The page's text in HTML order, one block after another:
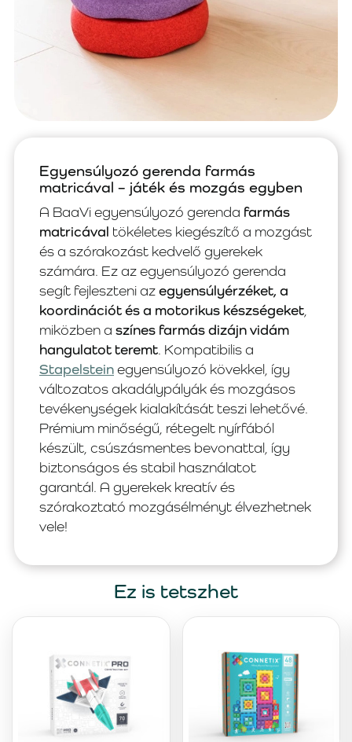
Egyensúlyozó gerenda farmás
matricával – játék és mozgás egyben
A BaaVi egyensúlyozó gerenda farmás
matricával tökéletes kiegészítő a mozgást
és a szórakozást kedvelő gyerekek
számára. Ez az egyensúlyozó gerenda
segít fejleszteni azegyensúlyérzéket, a
koordinációt és a motorikus készségeket
miközben a színes farmás dizájn vidám
hangulatot teremt. Kompatibilis a
Stapelsteinegyensúlyozó kövekkel, így
változatos akadálypályák és mozgásos
tevékenységek kialakítását teszi lehetővé.
Prémium minőségű, rétegelt nyírfából
készült, csúszásmentes bevonattal, így
biztonságos és stabil használatot
garantál. A gyerekek kreatív és
szórakoztató mozgásélményt élvezhetnek
vele!
Ez is tetszhet